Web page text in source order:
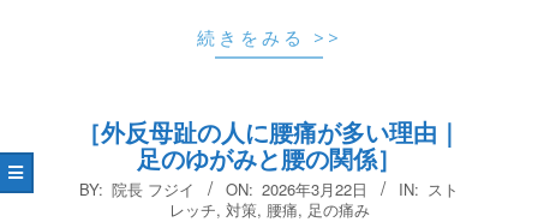
続きをみる >>
［外反母趾の人に腰痛が多い理由｜
足のゆがみと腰の関係］
2026-
BY: 院長 フジイ ON: 2026年3月22日 IN: スト
レッチ, 対策, 腰痛, 足の痛み